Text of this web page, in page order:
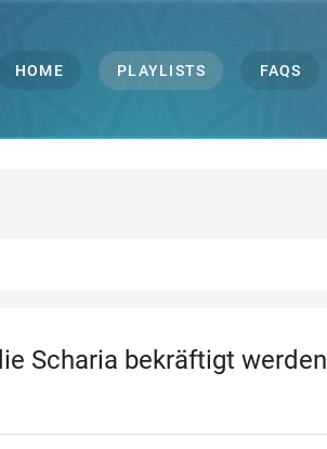
HOME PLAYLISTS FAQS
Scharia bekräftigt werden